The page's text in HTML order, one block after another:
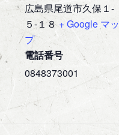
広島県尾道市久保１-
５-１８ + Google マッ
プ
電話番号
0848373001